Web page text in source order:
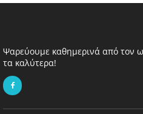
Ψαρεύουμε καθημερινά από τον
τα καλύτερα!